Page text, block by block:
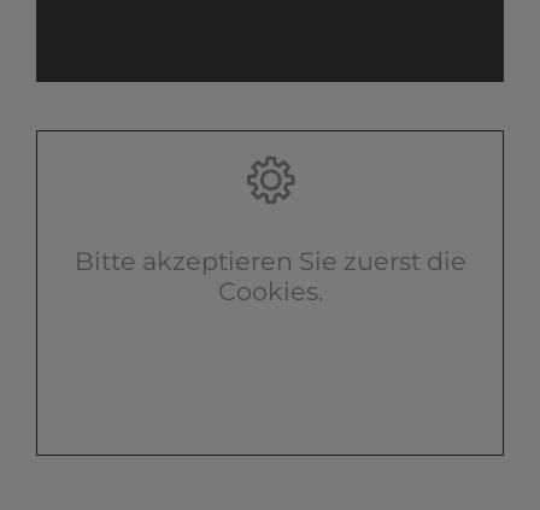
Bitte akzeptieren Sie zuerst die
Cookies.